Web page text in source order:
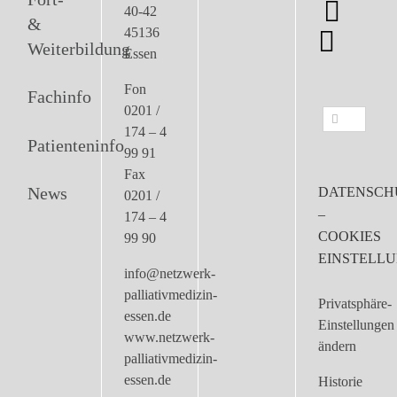
&
Weiterbildung
Fachinfo
Patienteninfo
News
40-42
45136
Essen
Fon
0201 /
174 – 4
99 91
Fax
0201 /
174 – 4
99 90
info@netzwerk-
palliativmedizin-
essen.de
www.netzwerk-
palliativmedizin-
essen.de
Suche
–
COOKIES
Privatsphäre-
Einstellungen
ändern
Historie